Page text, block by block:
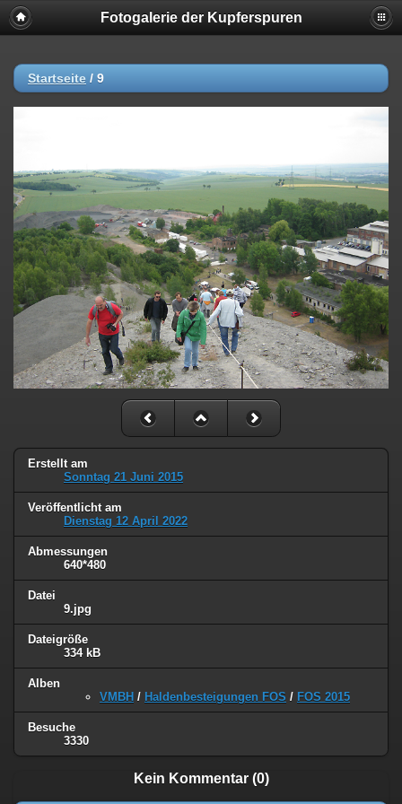
Fotogalerie der Kupferspuren
Startseite / 9
Erstellt am
Sonntag 21 Juni 2015
Veröffentlicht am
Dienstag 12 April 2022
Abmessungen
640*480
Datei
9.jpg
Dateigröße
334 kB
Alben
VMBH / Haldenbesteigungen FOS / FOS 2015
Besuche
3330
Kein Kommentar (0)